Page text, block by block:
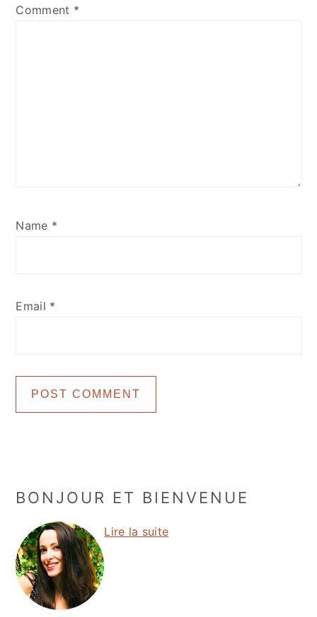
Comment *
Name *
Email *
Primary
Sidebar
BONJOUR ET BIENVENUE
Lire la suite